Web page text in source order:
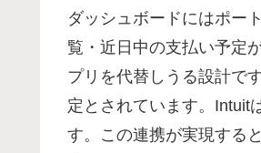
ダッシュボードにはポー
覧・近日中の支払い予定
プリを代替しうる設計で
定とされています。Intuit
す。この連携が実現する